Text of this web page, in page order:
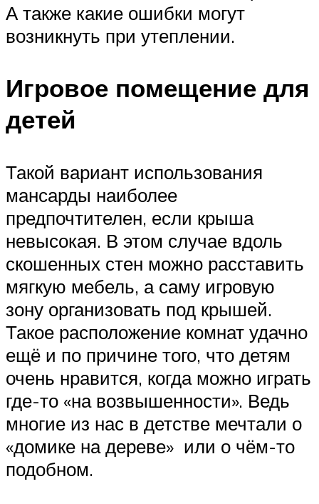
А также какие ошибки могут
возникнуть при утеплении.
Игровое помещение для
детей
Такой вариант использования
мансарды наиболее
предпочтителен, если крыша
невысокая. В этом случае вдоль
скошенных стен можно расставить
мягкую мебель, а саму игровую
зону организовать под крышей.
Такое расположение комнат удачно
ещё и по причине того, что детям
очень нравится, когда можно играть
где-то «на возвышенности». Ведь
многие из нас в детстве мечтали о
«домике на дереве» или о чём-то
подобном.